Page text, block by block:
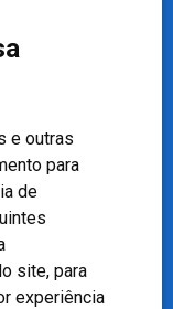
e outras
para
de
site, para
experiência
010
Porto Alegre -